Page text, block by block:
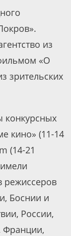
из
«О
зрительских
конкурсных
кино» (11-14
(14-21
режиссеров
Боснии и
России,
Франции,